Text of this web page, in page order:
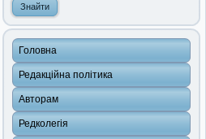
Головна
Редакційна політика
Авторам
Редколегія